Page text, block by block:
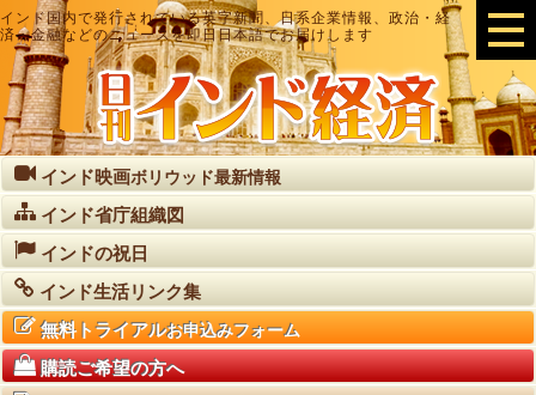
インド国内で発行されている英字新聞、日系企業情報、政治・経
済・金融などのニュースを即日日本語でお届けします
インド映画ボリウッド最新情報
インド省庁組織図
インドの祝日
インド生活リンク集
無料トライアルお申込みフォーム
購読ご希望の方へ